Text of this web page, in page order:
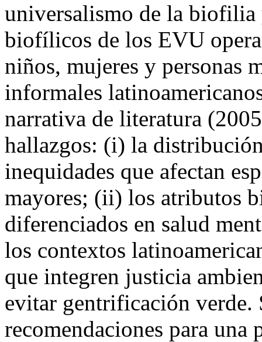
universalismo de la
biofílicos de los EVU
niños, mujeres y personas
informales
narrativa de literatura
hallazgos: (i) la
inequidades que afectan
mayores; (ii) los atributos
diferenciados en salud
los contextos
que integren justicia
evitar gentrificación verde.
recomendaciones para